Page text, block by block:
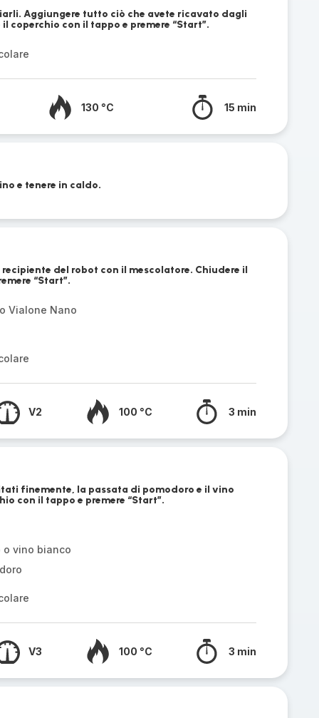
Aggiungere tutto ciò che avete ricavato dagli
coperchio con il tappo e premere “Start”.
130 °C 15 min
e tenere in caldo.
del robot con il mescolatore. Chiudere il
“Start”.
Vialone Nano
V2 100 °C 3 min
finemente, la passata di pomodoro e il vino
con il tappo e premere “Start”.
o vino bianco
V3 100 °C 3 min